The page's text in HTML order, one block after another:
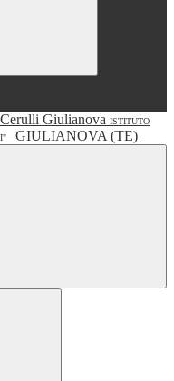
ISTITUTO
GIULIANOVA (TE)